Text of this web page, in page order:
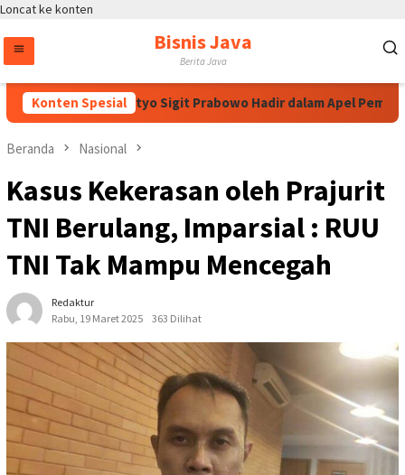
Loncat ke konten
Bisnis Java
Berita Java
Konten Spesial
Jenderal Listyo Sigit Prabowo Hadir dalam Apel Pembukaan
Beranda Nasional
Kasus Kekerasan oleh Prajurit
TNI Berulang, Imparsial : RUU
TNI Tak Mampu Mencegah
Redaktur
Rabu, 19 Maret 2025
363 Dilihat